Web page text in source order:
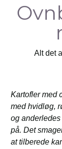
Alt det
Kartofler med
med hvidløg,
og
på. Det
at tilberede